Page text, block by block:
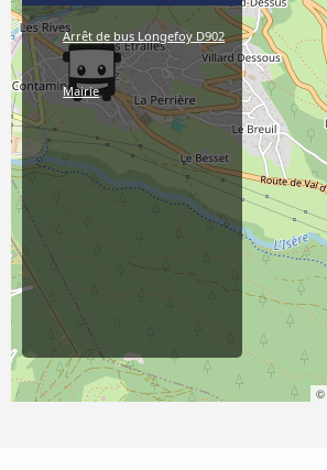
©
Arrêt de bus Longefoy D902
Mairie